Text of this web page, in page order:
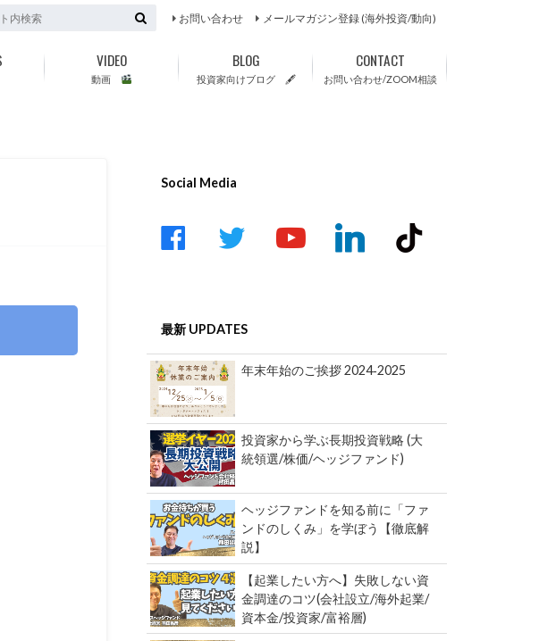
お問い合わせ メールマガジン登録 (海外投資/動向)
動画
VIDEO
投資家向けブログ 🖋
BLOG
お問い合わせ/ZOOM相談
CONTACT
Social Media
play
linkedin tiktok
最新 UPDATES
年末年始のご挨拶 2024‐2025
投資家から学ぶ長期投資戦略 (大
統領選/株価/ヘッジファンド)
ヘッジファンドを知る前に「ファ
ンドのしくみ」を学ぼう【徹底解
説】
【起業したい方へ】失敗しない資
金調達のコツ(会社設立/海外起業/
資本金/投資家/富裕層)